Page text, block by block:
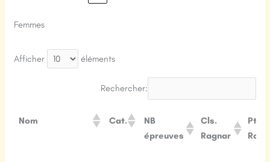
Femmes
Afficher éléments
Rechercher:
Nom Cat.
NB
épreuves
Cls.
Ragnar
Pts.